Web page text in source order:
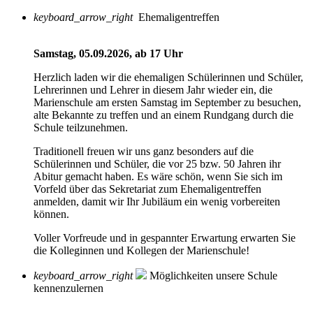
keyboard_arrow_right Ehemaligentreffen
Samstag, 05.09.2026, ab 17 Uhr
Herzlich laden wir die ehemaligen Schülerinnen und Schüler,
Lehrerinnen und Lehrer in diesem Jahr wieder ein, die
Marienschule am ersten Samstag im September zu besuchen,
alte Bekannte zu treffen und an einem Rundgang durch die
Schule teilzunehmen.
Traditionell freuen wir uns ganz besonders auf die
Schülerinnen und Schüler, die vor 25 bzw. 50 Jahren ihr
Abitur gemacht haben. Es wäre schön, wenn Sie sich im
Vorfeld über das Sekretariat zum Ehemaligentreffen
anmelden, damit wir Ihr Jubiläum ein wenig vorbereiten
können.
Voller Vorfreude und in gespannter Erwartung erwarten Sie
die Kolleginnen und Kollegen der Marienschule!
keyboard_arrow_right
Möglichkeiten unsere Schule
kennenzulernen